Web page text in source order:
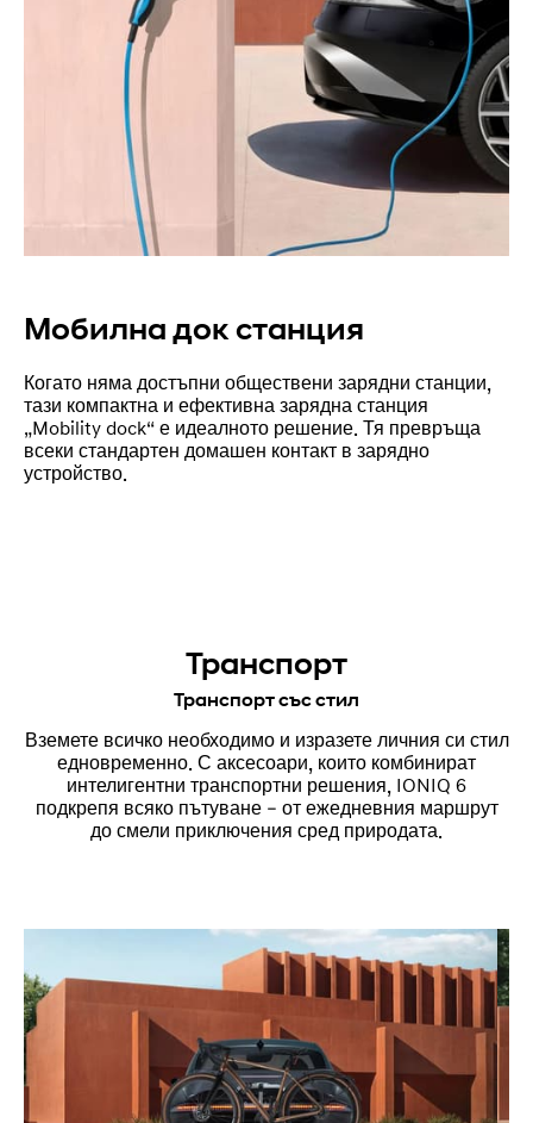
Мобилна док станция
Когато няма достъпни обществени зарядни станции,
тази компактна и ефективна зарядна станция
„Mobility dock“ е идеалното решение. Тя превръща
всеки стандартен домашен контакт в зарядно
устройство.
Транспорт
Транспорт със стил
Вземете всичко необходимо и изразете личния си стил
едновременно. С аксесоари, които комбинират
интелигентни транспортни решения, IONIQ 6
подкрепя всяко пътуване – от ежедневния маршрут
до смели приключения сред природата.